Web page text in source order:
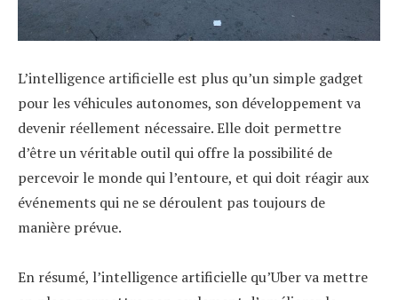
L’intelligence artificielle est plus qu’un simple gadget
pour les véhicules autonomes, son développement va
devenir réellement nécessaire. Elle doit permettre
d’être un véritable outil qui offre la possibilité de
percevoir le monde qui l’entoure, et qui doit réagir aux
événements qui ne se déroulent pas toujours de
manière prévue.
En résumé, l’intelligence artificielle qu’Uber va mettre